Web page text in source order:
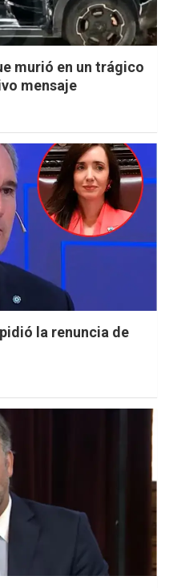
murió en un trágico
mensaje
la renuncia de